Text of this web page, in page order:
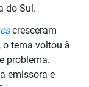
do Sul.
cresceram
o tema voltou à
problema.
emissora e